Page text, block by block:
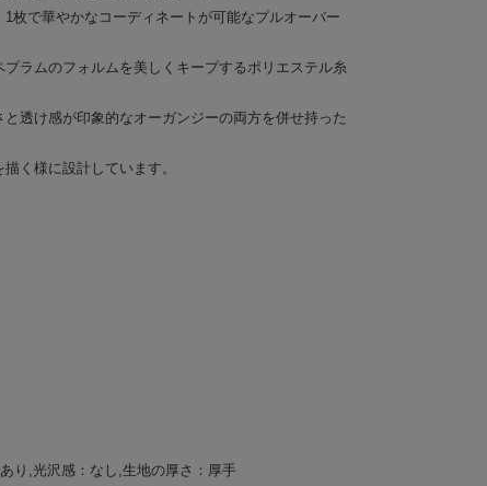
枚で華やかなコーディネートが可能なプルオーバー
ラムのフォルムを美しくキープするポリエステル糸
透け感が印象的なオーガンジーの両方を併せ持った
く様に設計しています。
り,光沢感：なし,生地の厚さ：厚手